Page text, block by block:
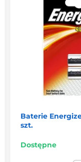
Baterie
szt.
Dostępne